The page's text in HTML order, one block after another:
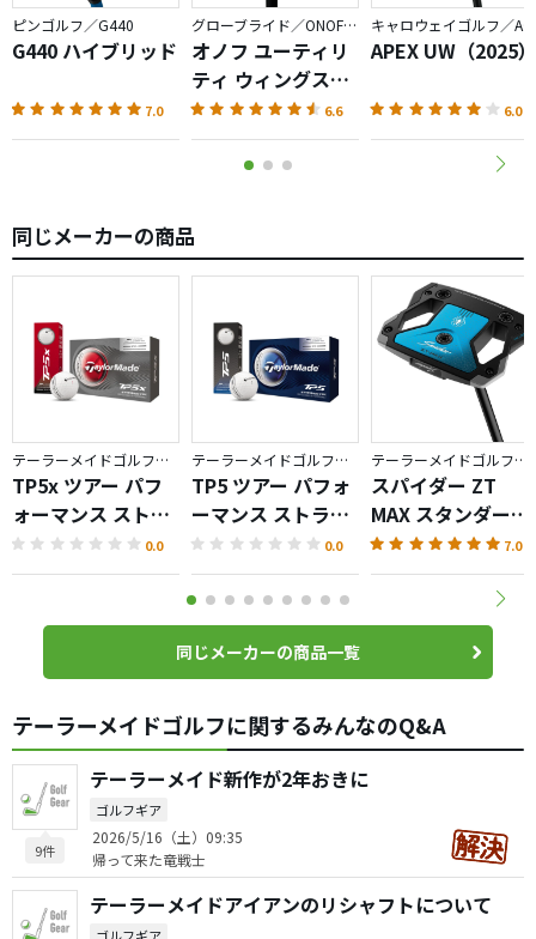
ピンゴルフ／G440
G440 ハイブリッド
7.0
グローブライド／ONOFF AKA
オノフ ユーティリ
ティ ウィングス
AKA（2026）
6.6
APEX UW（2025）
6.0
同じメーカーの商品
テーラーメイドゴルフ／TP5
TP5x ツアー パフ
ォーマンス ストラ
イプ ボール
0.0
テーラーメイドゴルフ／TP5
TP5 ツアー パフォ
ーマンス ストライ
プ ボール
0.0
テーラーメイドゴルフ／Spider ZT
スパイダー ZT
MAX スタンダード
パター
7.0
同じメーカーの商品一覧
テーラーメイドゴルフに関するみんなのQ&A
9件
テーラーメイド新作が2年おきに
ゴルフギア
2026/5/16（土）09:35
帰って来た竜戦士
テーラーメイドアイアンのリシャフトについて